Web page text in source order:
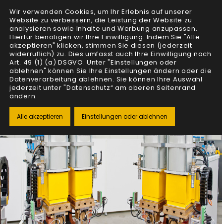
Wir verwenden Cookies, um Ihr Erlebnis auf unserer
Website zu verbessern, die Leistung der Website zu
analysieren sowie Inhalte und Werbung anzupassen.
Hierfür benötigen wir Ihre Einwilligung. Indem Sie "Alle
akzeptieren" klicken, stimmen Sie diesen (jederzeit
widerruflich) zu. Dies umfasst auch Ihre Einwilligung nach
Art. 49 (1) (a) DSGVO. Unter "Einstellungen oder
ablehnen" können Sie Ihre Einstellungen ändern oder die
Datenverarbeitung ablehnen. Sie können Ihre Auswahl
jederzeit unter "Datenschutz“ am oberen Seitenrand
ändern.
Alle akzeptieren Einstellungen oder ablehnen